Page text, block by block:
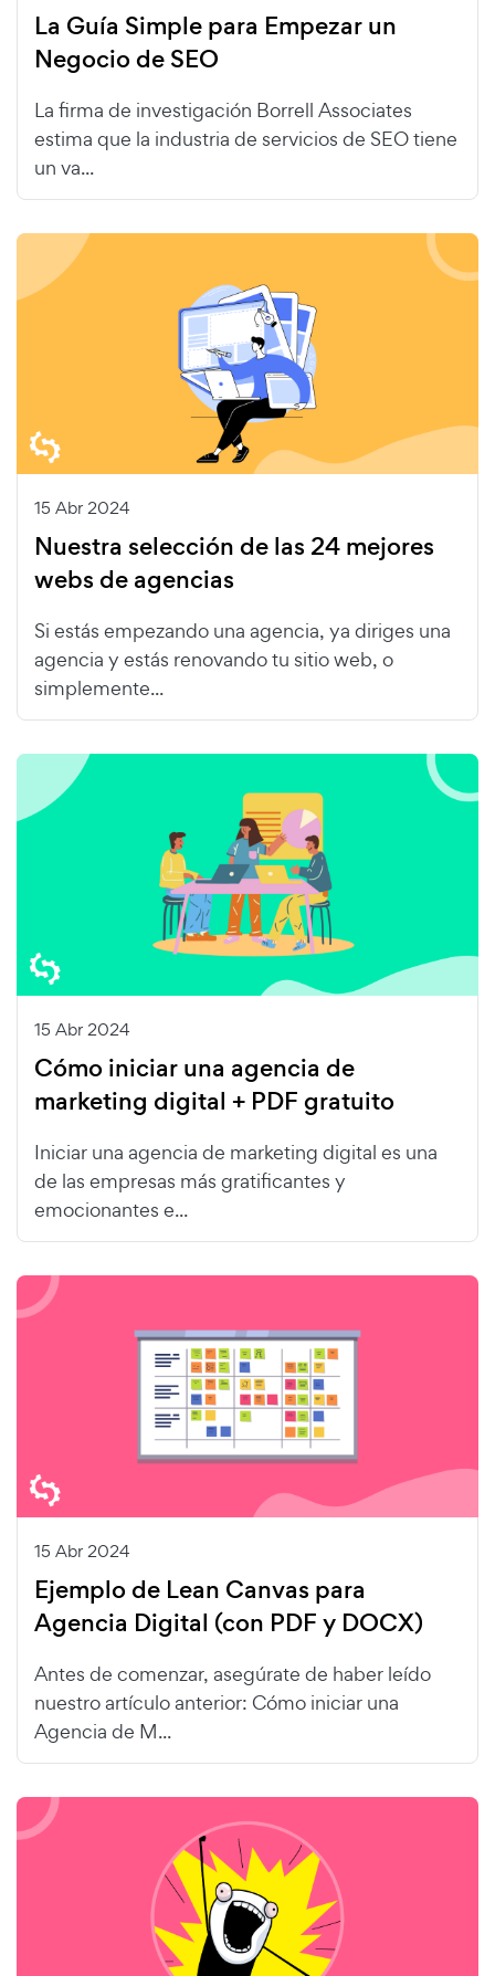
La Guía Simple para Empezar un
Negocio de SEO
La firma de investigación Borrell Associates
estima que la industria de servicios de SEO tiene
un va...
15 Abr 2024
Nuestra selección de las 24 mejores
webs de agencias
Si estás empezando una agencia, ya diriges una
agencia y estás renovando tu sitio web, o
simplemente...
15 Abr 2024
Cómo iniciar una agencia de
marketing digital + PDF gratuito
Iniciar una agencia de marketing digital es una
de las empresas más gratificantes y
emocionantes e...
15 Abr 2024
Ejemplo de Lean Canvas para
Agencia Digital (con PDF y DOCX)
Antes de comenzar, asegúrate de haber leído
nuestro artículo anterior: Cómo iniciar una
Agencia de M...